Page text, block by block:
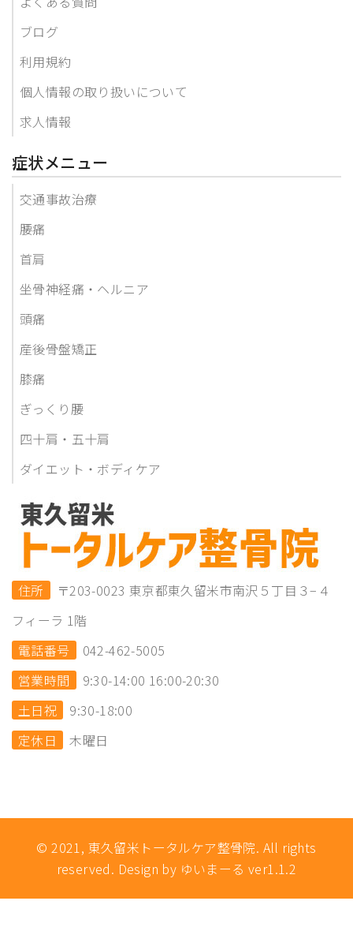
ブログ
利用規約
個人情報の取り扱いについて
求人情報
症状メニュー
交通事故治療
腰痛
首肩
坐骨神経痛・ヘルニア
頭痛
産後骨盤矯正
膝痛
ぎっくり腰
四十肩・五十肩
ダイエット・ボディケア
住所
〒203-0023 東京都東久留米市南沢５丁目３−４
フィーラ 1階
電話番号
042-462-5005
営業時間
9:30-14:00 16:00-20:30
土日祝
9:30-18:00
定休日
木曜日
© 2021, 東久留米トータルケア整骨院. All rights
reserved. Design by ゆいまーる ver1.1.2